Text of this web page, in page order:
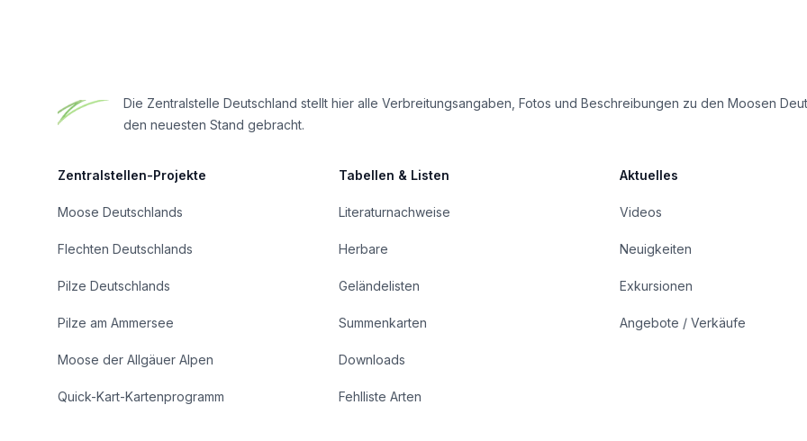
Die Zentralstelle Deutschland stellt hier alle Verbreitungsangaben, Fotos und Beschreibungen zu den Moosen
den neuesten Stand gebracht.
Zentralstellen-Projekte
Moose Deutschlands
Flechten Deutschlands
Pilze Deutschlands
Pilze am Ammersee
Moose der Allgäuer Alpen
Quick-Kart-Kartenprogramm
Tabellen & Listen
Literaturnachweise
Herbare
Geländelisten
Summenkarten
Downloads
Fehlliste Arten
Aktuelles
Videos
Neuigkeiten
Exkursionen
Angebote / Verkäufe